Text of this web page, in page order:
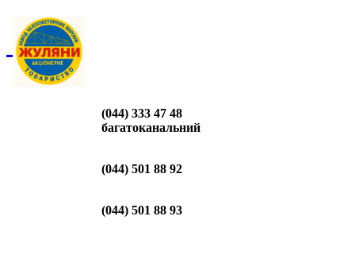
(044) 333 47 48
багатоканальний
(044) 501 88 92
(044) 501 88 93